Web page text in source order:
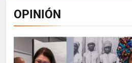
OPINIÓN